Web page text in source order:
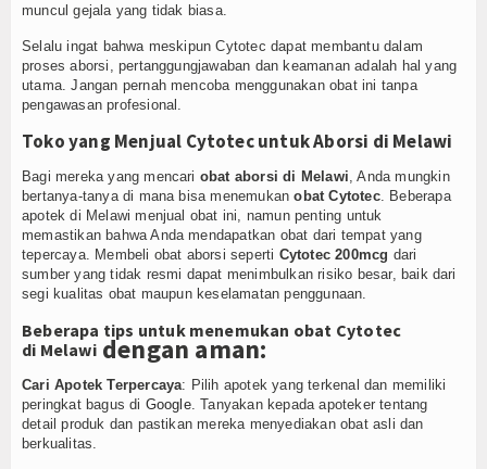
muncul gejala yang tidak biasa.
Selalu ingat bahwa meskipun Cytotec dapat membantu dalam
proses aborsi, pertanggungjawaban dan keamanan adalah hal yang
utama. Jangan pernah mencoba menggunakan obat ini tanpa
pengawasan profesional.
Toko yang Menjual Cytotec untuk Aborsi di Melawi
Bagi mereka yang mencari obat aborsi di Melawi , Anda mungkin
bertanya-tanya di mana bisa menemukanobat Cytotec. Beberapa
apotek di Melawi menjual obat ini, namun penting untuk
memastikan bahwa Anda mendapatkan obat dari tempat yang
tepercaya. Membeli obat aborsi seperti Cytotec 200mcg dari
sumber yang tidak resmi dapat menimbulkan risiko besar, baik dari
segi kualitas obat maupun keselamatan penggunaan.
Beberapa tips untuk menemukan obat Cytotec
di Melawidengan aman:
Cari Apotek Terpercaya: Pilih apotek yang terkenal dan memiliki
peringkat bagus di Google. Tanyakan kepada apoteker tentang
detail produk dan pastikan mereka menyediakan obat asli dan
berkualitas.